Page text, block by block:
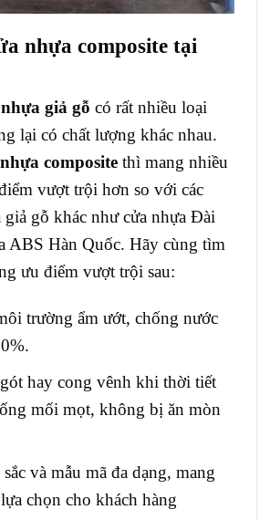
nhựa composite tại
giả gỗ có rất nhiều loại
lại có chất lượng khác nhau.
composite thì mang nhiều
vượt trội hơn so với các
giả gỗ khác như cửa nhựa Đài
ABS Hàn Quốc. Hãy cùng tìm
ưu điểm vượt trội sau:
trường ẩm ướt, chống nước
hay cong vênh khi thời tiết
mối mọt, không bị ăn mòn
và mẫu mã đa dạng, mang
chọn cho khách hàng